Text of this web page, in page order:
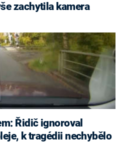
zachytila kamera
k tragédii nechybělo